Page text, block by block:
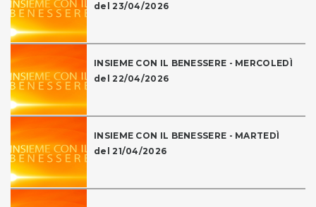
del 23/04/2026
INSIEME CON IL BENESSERE - MERCOLEDÌ
del 22/04/2026
INSIEME CON IL BENESSERE - MARTEDÌ
del 21/04/2026